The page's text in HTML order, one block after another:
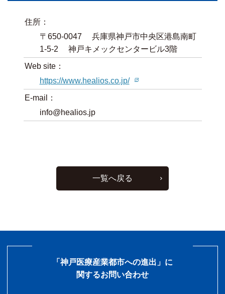
住所：
〒650-0047 兵庫県神戸市中央区港島南町
1-5-2 神戸キメックセンタービル3階
Web site：
https://www.healios.co.jp/
E-mail：
info@healios.jp
一覧へ戻る
「神戸医療産業都市への進出」に
関するお問い合わせ